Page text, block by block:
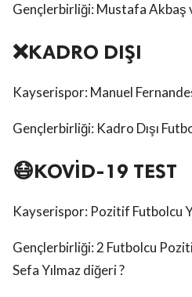
Gençlerbirliği: Mustafa Akbaş
❌KADRO DIŞI
Kayserispor: Manuel
Gençlerbirliği: Kadro Dışı
😷KOVİD-19 TEST
Kayserispor: Pozitif Futbolcu
Gençlerbirliği: 2 Futbolcu
Sefa Yılmaz diğeri ?